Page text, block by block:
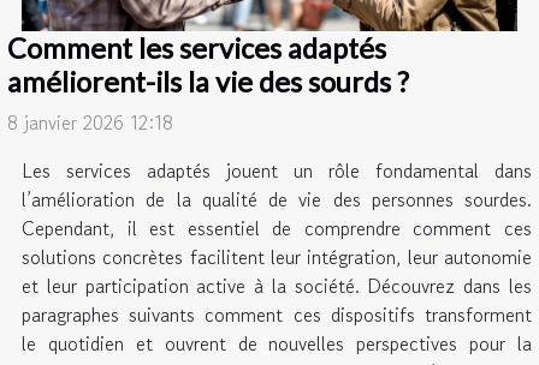
Comment les services adaptés
améliorent-ils la vie des sourds ?
8 janvier 2026 12:18
Les services adaptés jouent un rôle fondamental dans
l’amélioration de la qualité de vie des personnes sourdes.
Cependant, il est essentiel de comprendre comment ces
solutions concrètes facilitent leur intégration, leur autonomie
et leur participation active à la société. Découvrez dans les
paragraphes suivants comment ces dispositifs transforment
le quotidien et ouvrent de nouvelles perspectives pour la